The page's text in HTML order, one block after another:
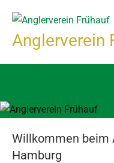
Inhalt
springen
Anglerverein
Willkommen beim
Hamburg